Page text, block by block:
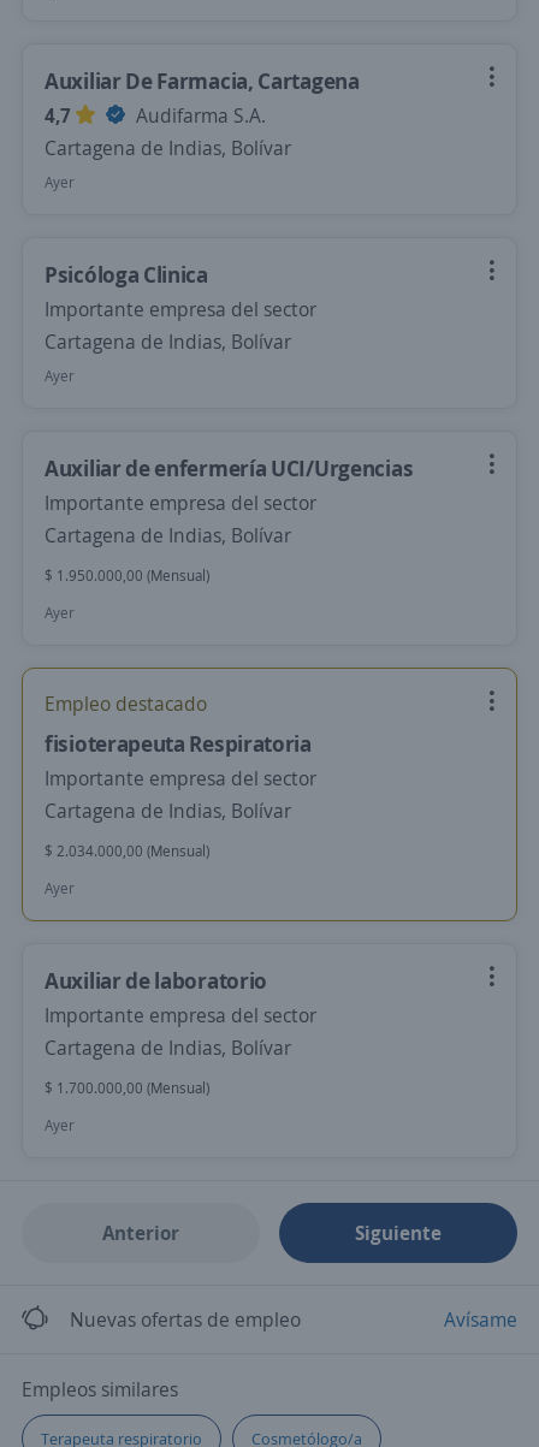
Auxiliar De Farmacia, Cartagena
4,7
Audifarma S.A.
Cartagena de Indias, Bolívar
Ayer
Psicóloga Clinica
Importante empresa del sector
Cartagena de Indias, Bolívar
Ayer
Auxiliar de enfermería UCI/Urgencias
Importante empresa del sector
Cartagena de Indias, Bolívar
$ 1.950.000,00 (Mensual)
Ayer
Empleo destacado
fisioterapeuta Respiratoria
Importante empresa del sector
Cartagena de Indias, Bolívar
$ 2.034.000,00 (Mensual)
Ayer
Auxiliar de laboratorio
Importante empresa del sector
Cartagena de Indias, Bolívar
$ 1.700.000,00 (Mensual)
Ayer
Anterior Siguiente
Nuevas ofertas de empleo Avísame
Empleos similares
Terapeuta respiratorio Cosmetólogo/a